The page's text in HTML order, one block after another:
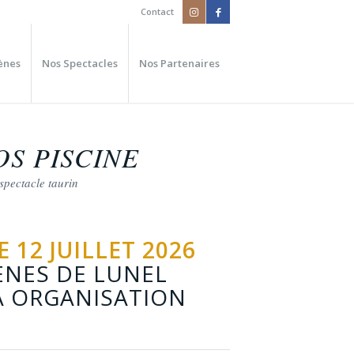
Contact
Nos Spectacles Nos Partenaires
PISCINE
spectacle taurin
12 JUILLET 2026
DE LUNEL
ORGANISATION